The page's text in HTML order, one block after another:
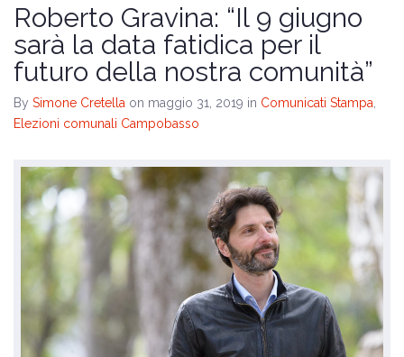
Roberto Gravina: “Il 9 giugno
sarà la data fatidica per il
futuro della nostra comunità”
By Simone Cretella on maggio 31, 2019 in Comunicati Stampa
Elezioni comunali Campobasso